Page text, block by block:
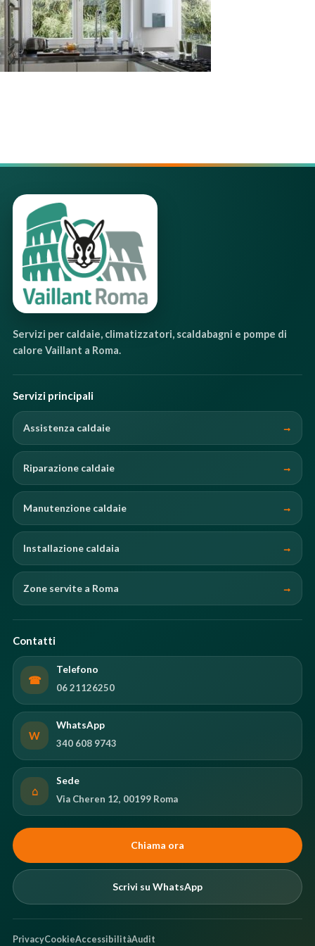
Servizi per caldaie, climatizzatori, scaldabagni e pompe di
calore Vaillant a Roma.
Servizi principali
Assistenza caldaie
Riparazione caldaie
Manutenzione caldaie
Installazione caldaia
Zone servite a Roma
Contatti
☎
Telefono
06 21126250
W
WhatsApp
340 608 9743
⌂
Sede
Via Cheren 12, 00199 Roma
Chiama ora
Scrivi su WhatsApp
PrivacyCookieAccessibilitàAudit